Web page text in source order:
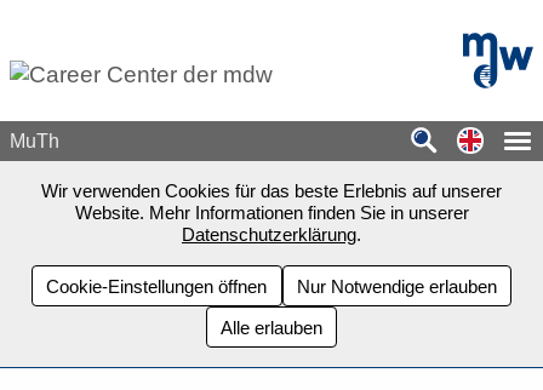
mdw -
MuTh
Wir verwenden Cookies für das beste Erlebnis auf unserer
Website. Mehr Informationen finden Sie in unserer
Datenschutzerklärung.
Cookie-Einstellungen öffnen
Nur Notwendige erlauben
Alle erlauben